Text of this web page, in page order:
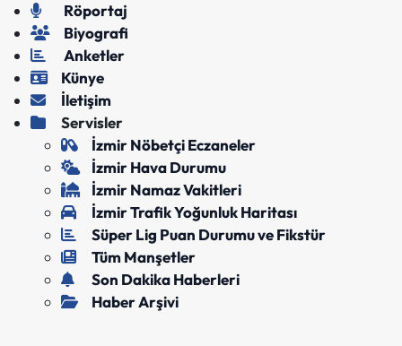
Röportaj
Biyografi
Anketler
Künye
İletişim
Servisler
İzmir Nöbetçi Eczaneler
İzmir Hava Durumu
İzmir Namaz Vakitleri
İzmir Trafik Yoğunluk Haritası
Süper Lig Puan Durumu ve Fikstür
Tüm Manşetler
Son Dakika Haberleri
Haber Arşivi